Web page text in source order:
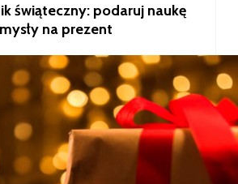
świąteczny: podaruj naukę
na prezent